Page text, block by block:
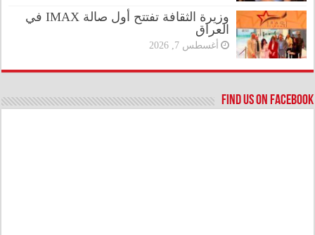
وزيرة الثقافة تفتتح أول صالة IMAX في
العراق
أغسطس 7, 2026
Find us on Facebook